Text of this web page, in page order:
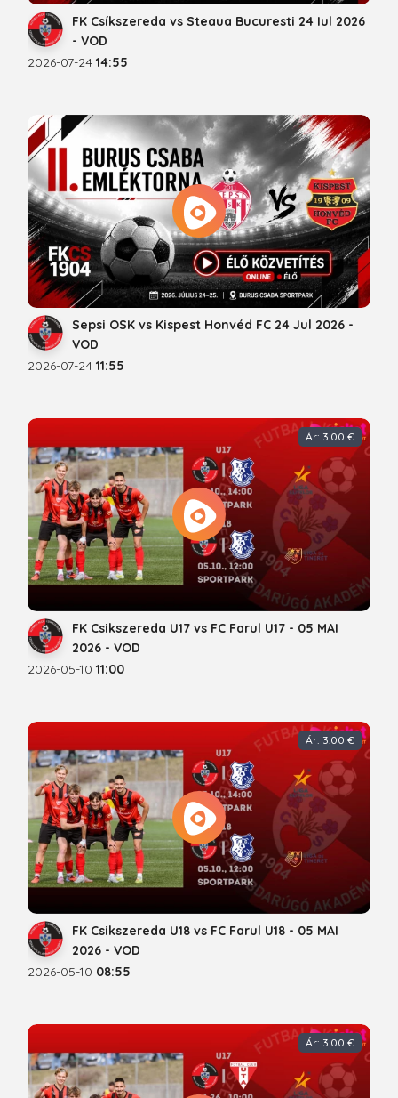
FK Csíkszereda vs Steaua Bucuresti 24 Iul 2026
- VOD
2026-07-24 14:55
Sepsi OSK vs Kispest Honvéd FC 24 Jul 2026 -
VOD
2026-07-24 11:55
Ár: 3.00 €
FK Csikszereda U17 vs FC Farul U17 - 05 MAI
2026 - VOD
2026-05-10 11:00
Ár: 3.00 €
FK Csikszereda U18 vs FC Farul U18 - 05 MAI
2026 - VOD
2026-05-10 08:55
Ár: 3.00 €